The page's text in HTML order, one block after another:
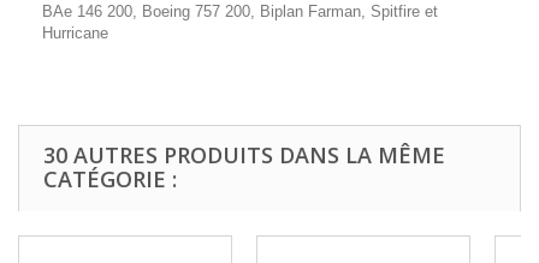
BAe 146 200, Boeing 757 200, Biplan Farman, Spitfire et
Hurricane
30 AUTRES PRODUITS DANS LA MÊME
CATÉGORIE :